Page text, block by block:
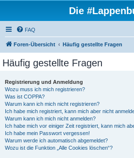
Die
FAQ
Foren-Übersicht Häufig gestellte Fragen
Häufig gestellte Fragen
Registrierung und Anmeldung
Wozu muss ich mich registrieren?
Was ist COPPA?
Warum kann ich mich nicht registrieren?
Ich habe mich registriert, kann mich aber nicht
Warum kann ich mich nicht anmelden?
Ich habe mich vor einiger Zeit registriert, kann mich
Ich habe mein Passwort vergessen!
Warum werde ich automatisch abgemeldet?
Wozu ist die Funktion „Alle Cookies löschen“?